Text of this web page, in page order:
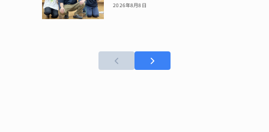
2026年8月8日